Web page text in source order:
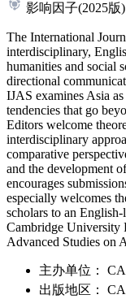
影响因子(2025版)
The International
interdisciplinary,
humanities and social
directional
IJAS examines Asia
tendencies that go
Editors welcome
interdisciplinary
comparative
and the development
encourages
especially welcomes
scholars to an
Cambridge University
Advanced Studies on
主办单位：
出版地区：